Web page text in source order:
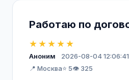
Работаю по
★★★★★
Аноним
2026-08-04 12:06:41
📍 Москва⭐ 5👁️ 325